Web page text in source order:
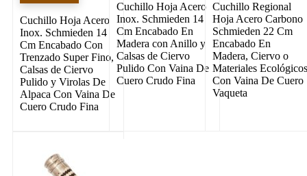
Cuchillo Hoja Acero
Inox. Schmieden 14
Cm Encabado Con
Trenzado Super Fino,
Calsas de Ciervo
Pulido y Virolas De
Alpaca Con Vaina De
Cuero Crudo Fina
Cuchillo Hoja Acero
Inox. Schmieden 14
Cm Encabado En
Madera con Anillo y
Calsas de Ciervo
Pulido Con Vaina De
Cuero Crudo Fina
Cuchillo Regional
Hoja Acero Carbono
Schmieden 22 Cm
Encabado En
Madera, Ciervo o
Materiales
Con Vaina De Cuero
Vaqueta